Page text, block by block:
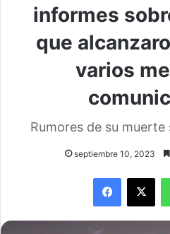
informes
que
varios
Rumores de su
septiembre 10, 2023